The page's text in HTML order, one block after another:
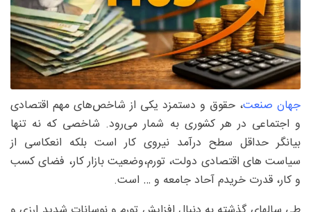
جهان صنعت، حقوق و دستمزد یکی از شاخص‌های مهم اقتصادی
و اجتماعی در هر کشوری به شمار می‌رود. شاخصی که نه تنها
بیانگر حداقل سطح درآمد نیروی کار است بلکه انعکاسی از
سیاست های اقتصادی دولت، تورم،وضعیت بازار کار، فضای کسب
و کار، قدرت خریدم آحاد جامعه و … است.